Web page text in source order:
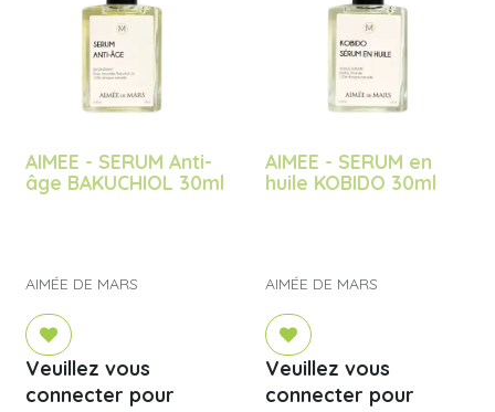
AIMEE - SERUM Anti-
âge BAKUCHIOL 30ml
AIMÉE DE MARS
Veuillez vous
connecter pour
AIMEE - SERUM en
huile KOBIDO 30ml
AIMÉE DE MARS
Veuillez vous
connecter pour